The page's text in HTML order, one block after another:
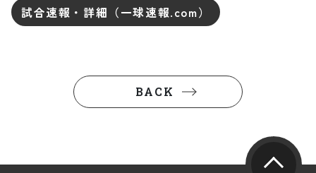
試合速報・詳細（一球速報.com）
BACK